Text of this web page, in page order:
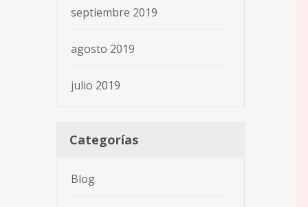
septiembre 2019
agosto 2019
julio 2019
Categorías
Blog